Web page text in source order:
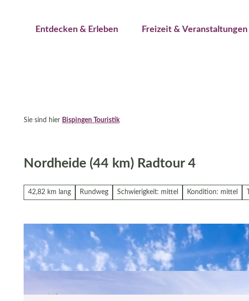
Entdecken & Erleben Freizeit & Veranstaltungen
Sie sind hier Bispingen Touristik
Nordheide (44 km) Radtour 4
42,82 km lang Rundweg Schwierigkeit: mittel Kondition: mittel